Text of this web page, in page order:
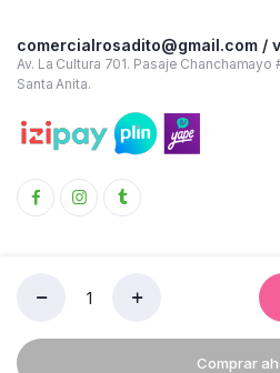
LATA
LIGHT
Comprar
comercialrosadito@gmail.com /
Av. La Cultura 701. Pasaje
Santa Anita.
Copyright 2023 © Rosadito - Todos los
Términos y condiciones de uso